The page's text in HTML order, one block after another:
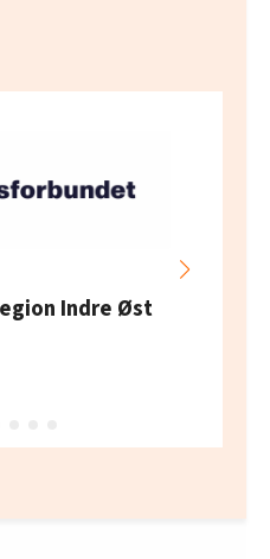
Indre Øst